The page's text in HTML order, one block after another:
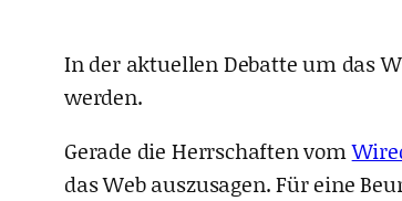
In der aktuellen Debatte um das
werden.
Gerade die Herrschaften vom
das Web auszusagen. Für eine